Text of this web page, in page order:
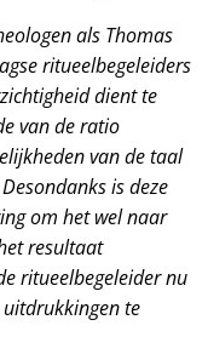
als Thomas
ritueelbegeleiders
dient te
van de ratio
van de taal
is deze
om het wel naar
resultaat
ritueelbegeleider nu
te